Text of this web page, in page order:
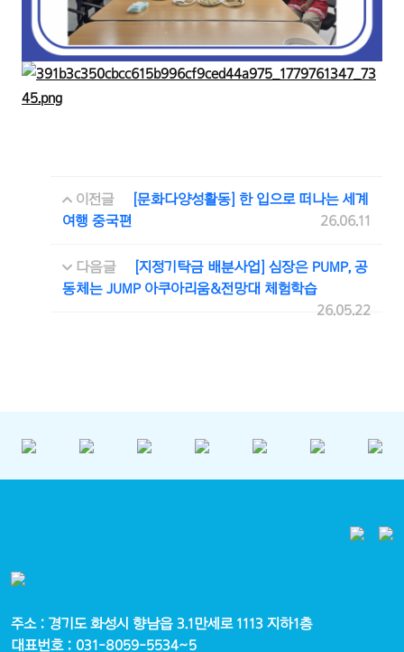
이전글
[문화다양성활동] 한 입으로 떠나는 세계
여행 중국편
26.06.11
다음글
[지정기탁금 배분사업] 심장은 PUMP, 공
동체는 JUMP 아쿠아리움&전망대 체험학습
26.05.22
주소 : 경기도 화성시 향남읍 3.1만세로 1113 지하1층
대표번호 : 031-8059-5534~5